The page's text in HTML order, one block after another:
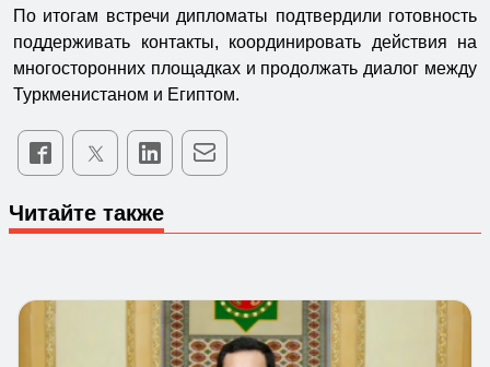
По итогам встречи дипломаты подтвердили готовность
поддерживать контакты, координировать действия на
многосторонних площадках и продолжать диалог между
Туркменистаном и Египтом.
Читайте также